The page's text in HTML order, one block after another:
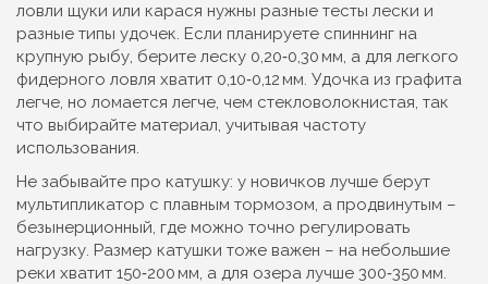
ловли щуки или карася нужны разные тесты лески и
разные типы удочек. Если планируете спиннинг на
крупную рыбу, берите леску 0,20‑0,30 мм, а для легкого
фидерного ловля хватит 0,10‑0,12 мм. Удочка из графита
легче, но ломается легче, чем стекловолокнистая, так
что выбирайте материал, учитывая частоту
использования.
Не забывайте про катушку: у новичков лучше берут
мультипликатор с плавным тормозом, а продвинутым –
безынерционный, где можно точно регулировать
нагрузку. Размер катушки тоже важен – на небольшие
реки хватит 150‑200 мм, а для озера лучше 300‑350 мм.